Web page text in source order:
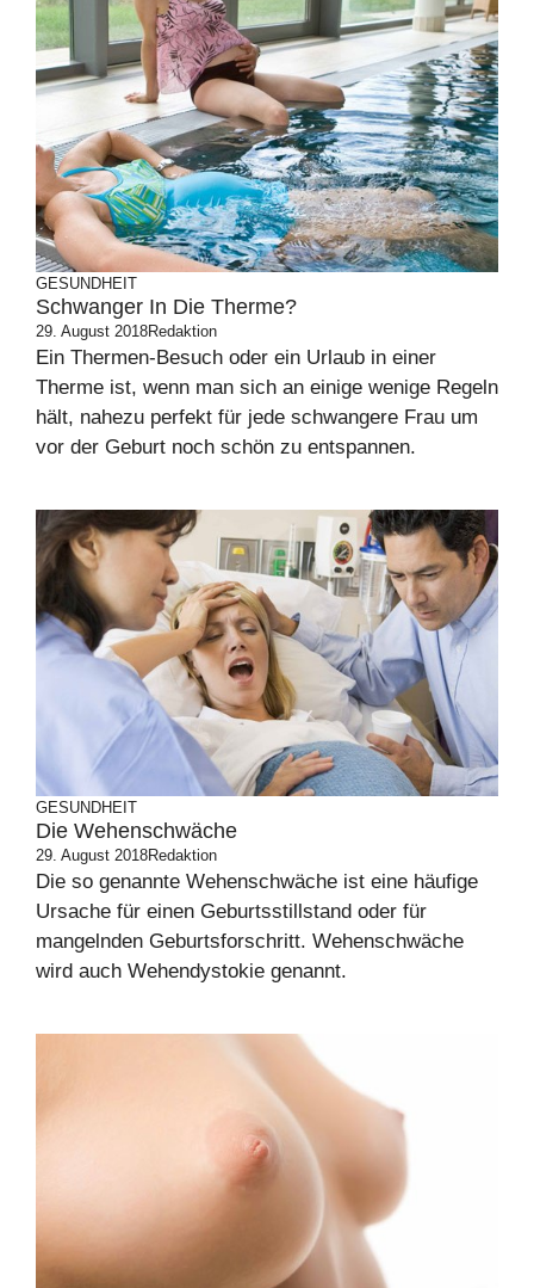
GESUNDHEIT
Schwanger In Die Therme?
29. August 2018Redaktion
Ein Thermen-Besuch oder ein Urlaub in einer
Therme ist, wenn man sich an einige wenige Regeln
hält, nahezu perfekt für jede schwangere Frau um
vor der Geburt noch schön zu entspannen.
GESUNDHEIT
Die Wehenschwäche
29. August 2018Redaktion
Die so genannte Wehenschwäche ist eine häufige
Ursache für einen Geburtsstillstand oder für
mangelnden Geburtsforschritt. Wehenschwäche
wird auch Wehendystokie genannt.